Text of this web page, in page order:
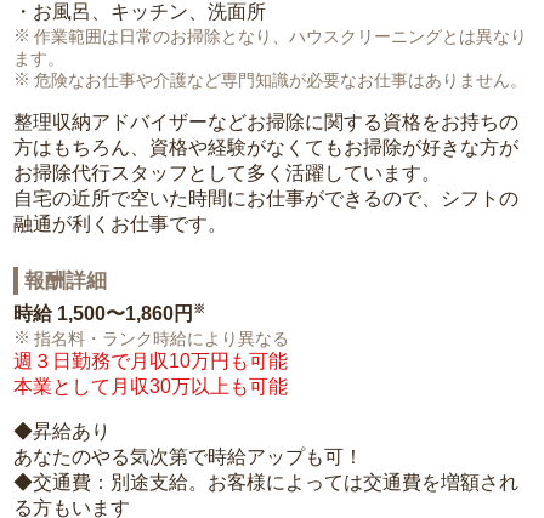
・お風呂、キッチン、洗面所
作業範囲は日常のお掃除となり、ハウスクリーニングとは異なり
ます。
危険なお仕事や介護など専門知識が必要なお仕事はありません。
整理収納アドバイザーなどお掃除に関する資格をお持ちの
方はもちろん、資格や経験がなくてもお掃除が好きな方が
お掃除代行スタッフとして多く活躍しています。
自宅の近所で空いた時間にお仕事ができるので、シフトの
融通が利くお仕事です。
報酬詳細
時給 1,500〜1,860円 ※
指名料・ランク時給により異なる
週３日勤務で月収10万円も可能
本業として月収30万以上も可能
◆昇給あり
あなたのやる気次第で時給アップも可！
◆交通費：別途支給。お客様によっては交通費を増額され
る方もいます